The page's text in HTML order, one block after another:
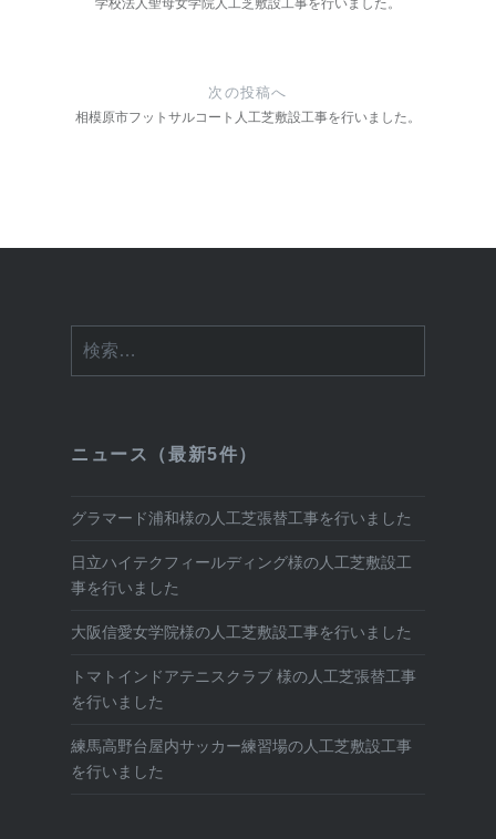
ン
学校法人聖母女学院人工芝敷設工事を行いました。
次の投稿へ
相模原市フットサルコート人工芝敷設工事を行いました。
索:
ニュース（最新5件）
グラマード浦和様の人工芝張替工事を行いました
日立ハイテクフィールディング様の人工芝敷設工
事を行いました
大阪信愛女学院様の人工芝敷設工事を行いました
トマトインドアテニスクラブ 様の人工芝張替工事
を行いました
練馬高野台屋内サッカー練習場の人工芝敷設工事
を行いました